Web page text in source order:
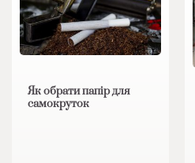
Як обрати папір для
самокруток